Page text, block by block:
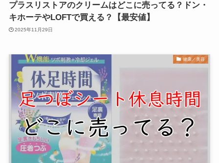
プラスリストアのクリームはどこに売ってる？ドン・
キホーテやLOFTで買える？【最安値】
2025年11月29日
健康／美容